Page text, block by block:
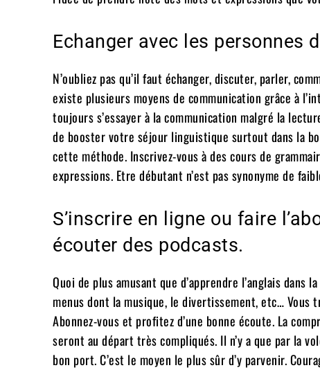
Echanger avec les personnes
N’oubliez pas qu’il faut échanger, discuter, parler,
existe plusieurs moyens de communication grâce à
toujours s’essayer à la communication malgré la
de booster votre séjour linguistique surtout dans la
cette méthode. Inscrivez-vous à des cours de
expressions. Etre débutant n’est pas synonyme de
S’inscrire en ligne ou faire
écouter des podcasts.
Quoi de plus amusant que d’apprendre l’anglais
menus dont la musique, le divertissement, etc… Vous
Abonnez-vous et profitez d’une bonne écoute. La
seront au départ très compliqués. Il n’y a que par la
bon port. C’est le moyen le plus sûr d’y parvenir.